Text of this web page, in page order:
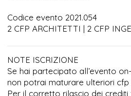
Codice evento 2021.054
2 CFP ARCHITETTI | 2 CFP
NOTE ISCRIZIONE
Se hai partecipato all’evento on-
non potrai maturare ulteriori cfp
Per il corretto rilascio dei crediti